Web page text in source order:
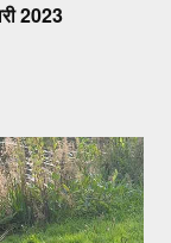
2023